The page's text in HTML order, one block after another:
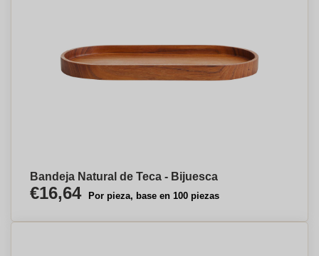
Bandeja Natural de Teca - Bijuesca
€16,64 Por pieza, base en 100 piezas